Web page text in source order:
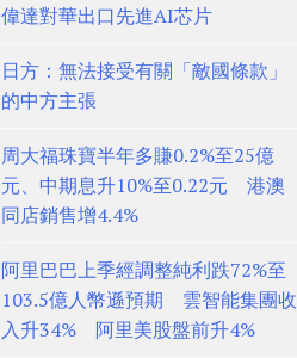
偉達對華出口先進AI芯片
日方：無法接受有關「敵國條款」
的中方主張
周大福珠寶半年多賺0.2%至25億
元、中期息升10%至0.22元 港澳
同店銷售增4.4%
阿里巴巴上季經調整純利跌72%至
103.5億人幣遜預期 雲智能集團收
入升34% 阿里美股盤前升4%